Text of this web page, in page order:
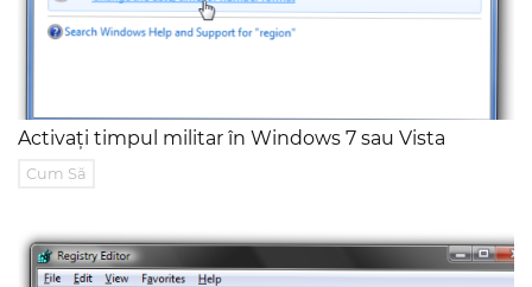
Activați timpul militar în Windows 7 sau Vista
Cum Să